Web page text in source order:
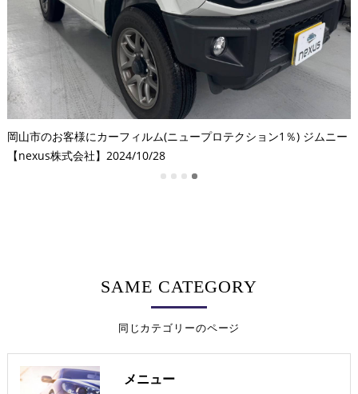
岡山市のお客様にカーフィルム(ニュープロテクション1％) ジムニー
【nexus株式会社】2024/10/28
同じカテゴリーのページ
SAME CATEGORY
メニュー